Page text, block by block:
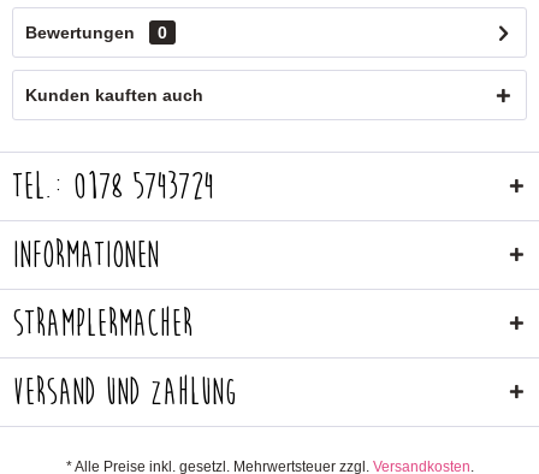
Bewertungen 0
Kunden kauften auch
Tel.: 0178 5743724
Informationen
Stramplermacher
Versand und Zahlung
* Alle Preise inkl. gesetzl. Mehrwertsteuer zzgl. Versandkosten.